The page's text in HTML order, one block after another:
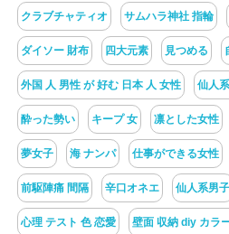
クラブチャティオ サムハラ神社 指輪
ダイソー 財布 四大元素 見つめる
外国 人 男性 が 好む 日本 人 女性 仙人
酔った勢い キープ 女 凛とした女性
夢女子 海 ナンパ 仕事ができる女性
前駆陣痛 間隔 辛口オネエ 仙人系男子
心理 テスト 色 恋愛 壁面 収納 diy カラ